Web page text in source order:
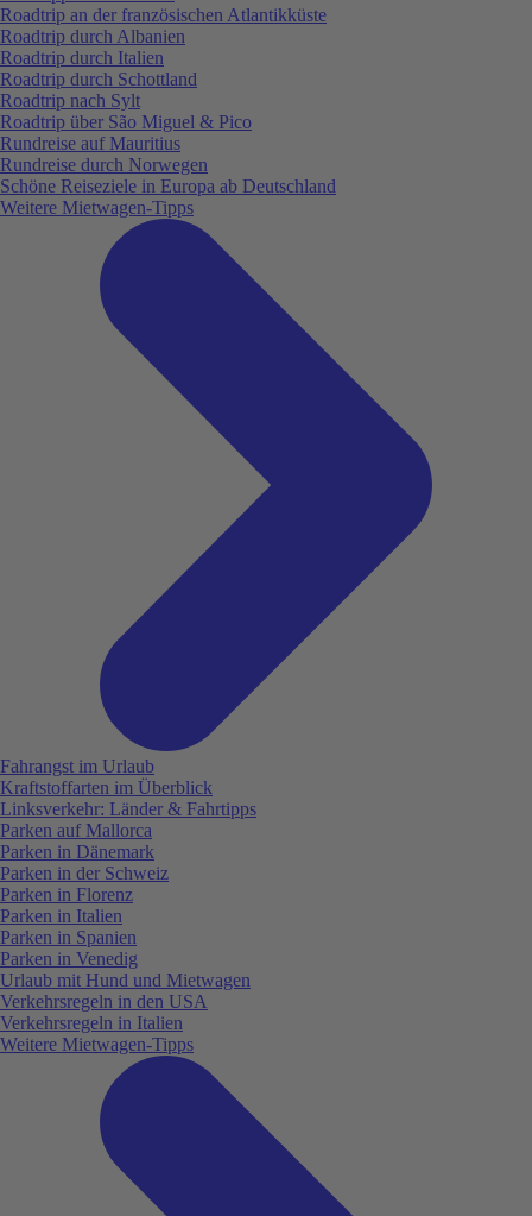
Roadtrip an der französischen Atlantikküste
Roadtrip durch Albanien
Roadtrip durch Italien
Roadtrip durch Schottland
Roadtrip nach Sylt
Roadtrip über São Miguel & Pico
Rundreise auf Mauritius
Rundreise durch Norwegen
Schöne Reiseziele in Europa ab Deutschland
Weitere Mietwagen-Tipps
Fahrangst im Urlaub
Kraftstoffarten im Überblick
Linksverkehr: Länder & Fahrtipps
Parken auf Mallorca
Parken in Dänemark
Parken in der Schweiz
Parken in Florenz
Parken in Italien
Parken in Spanien
Parken in Venedig
Urlaub mit Hund und Mietwagen
Verkehrsregeln in den USA
Verkehrsregeln in Italien
Weitere Mietwagen-Tipps